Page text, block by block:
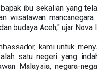
ibu sekalian yang
wisatawan
budaya Aceh," ujar Nova
kami untuk
satu negeri yang
Malaysia, negara-